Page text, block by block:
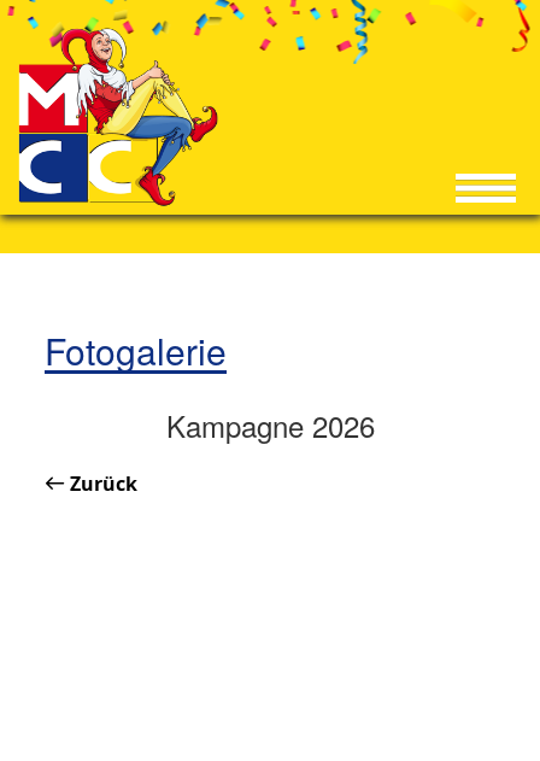
Fotogalerie
Kampagne 2026
Zurück